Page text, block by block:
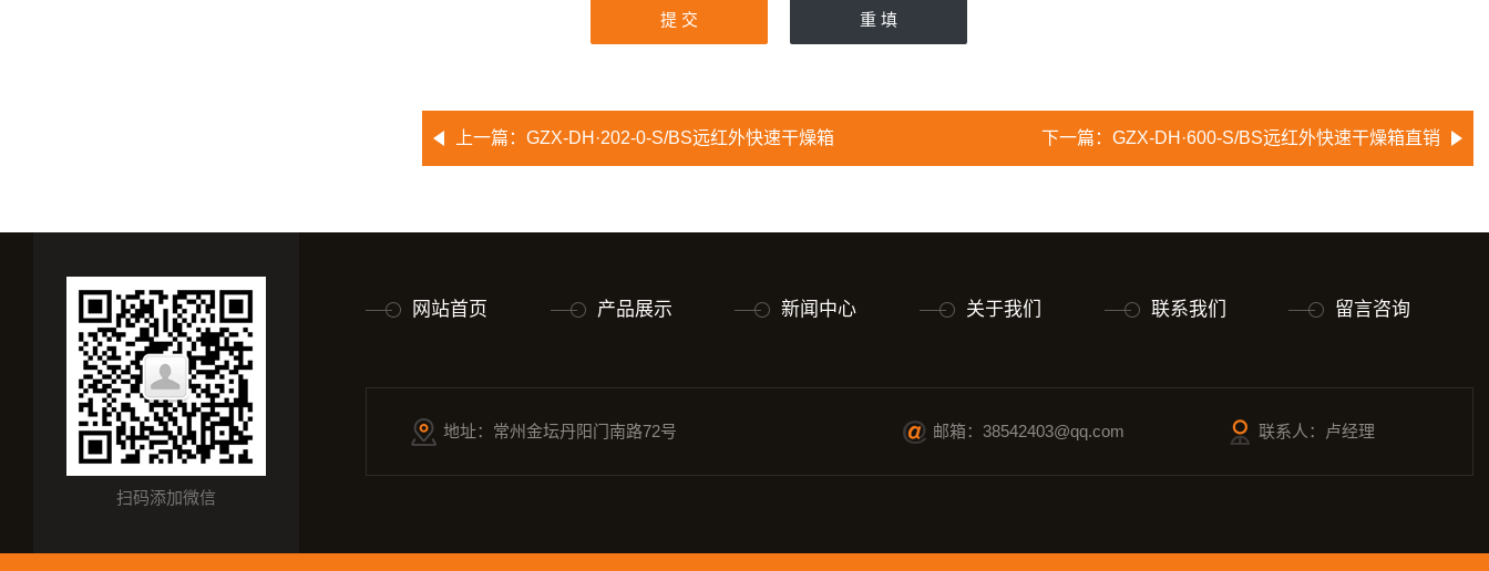
上一篇： GZX-DH·202-0-S/BS远红外快速干燥箱 下一篇： GZX-DH·600-S/BS远红外快速干燥箱直销
扫码添加微信
网站首页 产品展示 新闻中心 关于我们 联系我们 留言咨询
地址：常州金坛丹阳门南路72号 邮箱：38542403@qq.com 联系人：卢经理